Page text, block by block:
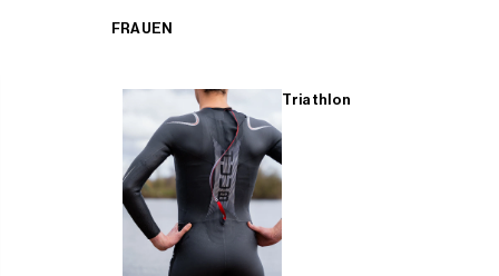
FRAUEN
Triathlon